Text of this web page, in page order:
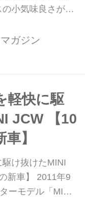
小気味良さが魅
タル GTCがデ
年のフランクフ
レーが新しい時
るモデルだっ
はどんなモデル
2...
ガジン
軽快に駆
JCW 【10
】
け抜けたMINI
新車】 2011年9
ーモデル「MINI